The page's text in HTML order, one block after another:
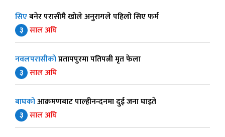
सिएबनेर परासीमै खोले अनुरागले पहिलो सिए फर्म
३ साल अघि
नवलपरासीकोप्रतापपुरमा पतिपत्नी मृत फेला
३ साल अघि
बाघकोआक्रमणबाट पाल्हीनन्दनमा दुई जना घाइते
३ साल अघि